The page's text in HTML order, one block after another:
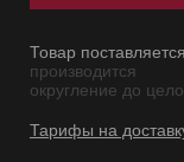
Товар
производится
округление до
Тарифы на